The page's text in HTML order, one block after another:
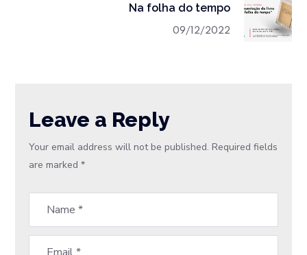
Na folha do tempo
09/12/2022
Leave a Reply
Your email address will not be published. Required fields
are marked*